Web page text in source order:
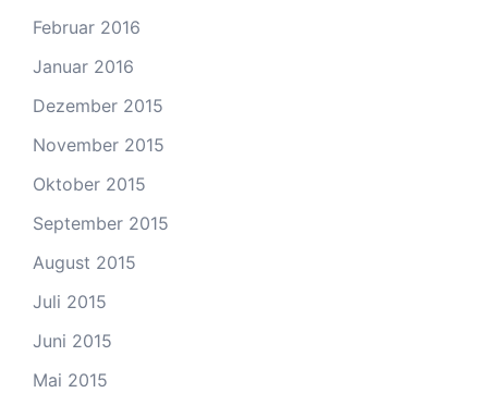
Februar 2016
Januar 2016
Dezember 2015
November 2015
Oktober 2015
September 2015
August 2015
Juli 2015
Juni 2015
Mai 2015